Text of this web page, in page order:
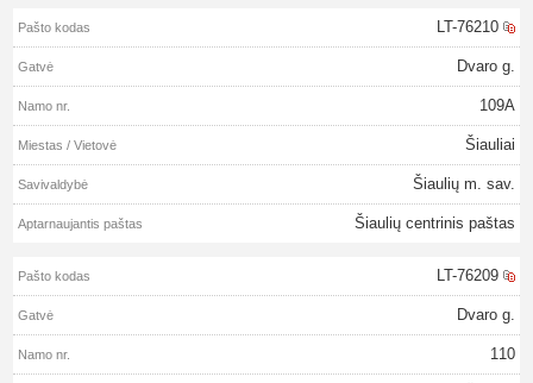
LT-76210
Dvaro g.
109A
Šiauliai
Šiaulių m. sav.
Šiaulių centrinis paštas
LT-76209
Dvaro g.
110